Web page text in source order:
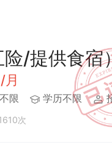
/提供食宿
限 学历不限
次